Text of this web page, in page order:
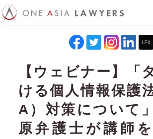
【ウェビナー】「
ける個人情報保護
A）対策について
原弁護士が講師